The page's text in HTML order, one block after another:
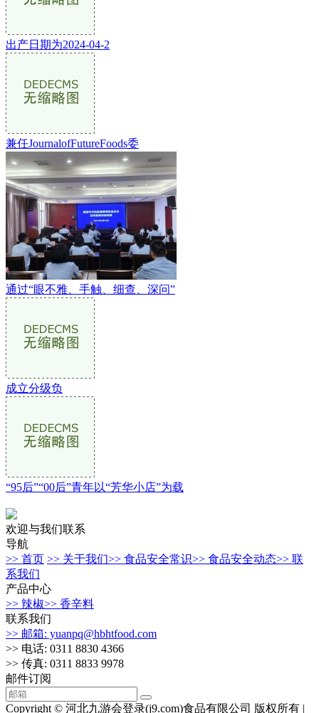
出产日期为2024-04-2
兼任JournalofFutureFoods委
通过“眼不雅、手触、细查、深问”
成立分级负
“95后”“00后”青年以“芳华小店”为载
欢迎与我们联系
导航
>> 首页 >> 关于我们>> 食品安全常识>> 食品安全动态>> 联
系我们
产品中心
>> 辣椒>> 香辛料
联系我们
>> 邮箱: yuanpq@hbhtfood.com
>> 电话: 0311 8830 4366
>> 传真: 0311 8833 9978
邮件订阅
Copyright © 河北九游会登录(j9.com)食品有限公司 版权所有 |